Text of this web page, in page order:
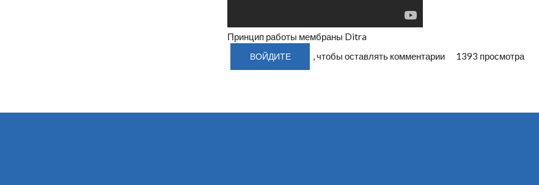
Принцип работы мембраны Ditra
ВОЙДИТЕ , чтобы оставлять комментарии 1393 просмотра